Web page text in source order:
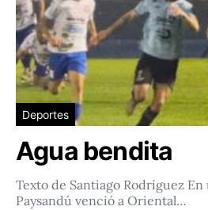
Deportes
Agua bendita
Texto de Santiago Rodríguez
Paysandú venció a Oriental…